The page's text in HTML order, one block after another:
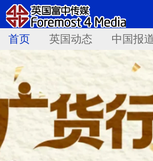
首页 英国动态 中国报